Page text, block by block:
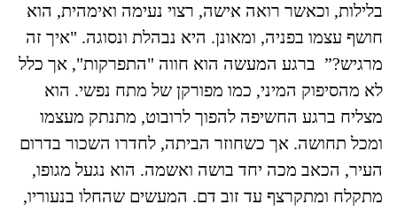
בלילות, וכאשר רואה אישה, רצוי נעימה ואימהית, הוא
חושף עצמו בפניה, ומאונן. היא נבהלת ונסוגה. "איך זה
מרגיש?” ברגע המעשה הוא חווה "התפרקות", אך כלל
לא מהסיפוק המיני, כמו מפורקן של מתח נפשי. הוא
מצליח ברגע החשיפה להפוך לרובוט, מתנתק מעצמו
ומכל תחושה. אך כשחוזר הביתה, לחדרו השכור בדרום
העיר, הכאב מכה יחד בושה ואשמה. הוא נגעל מגופו,
מתקלח ומתקרצף עד זוב דם. המעשים שהחלו בנעוריו,